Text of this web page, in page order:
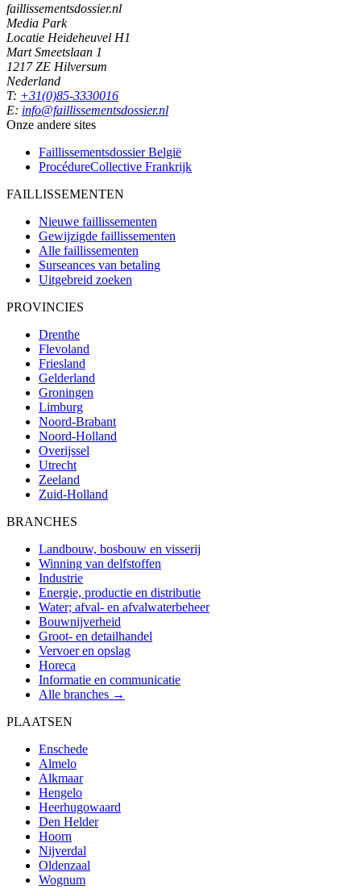
faillissementsdossier.nl
Media Park
Locatie Heideheuvel H1
Mart Smeetslaan 1
1217 ZE Hilversum
Nederland
T: +31(0)85-3330016
E: info@faillissementsdossier.nl
Onze andere sites
Faillissementsdossier België
ProcédureCollective Frankrijk
FAILLISSEMENTEN
Nieuwe faillissementen
Gewijzigde faillissementen
Alle faillissementen
Surseances van betaling
Uitgebreid zoeken
PROVINCIES
Drenthe
Flevoland
Friesland
Gelderland
Groningen
Limburg
Noord-Brabant
Noord-Holland
Overijssel
Utrecht
Zeeland
Zuid-Holland
BRANCHES
Landbouw, bosbouw en visserij
Winning van delfstoffen
Industrie
Energie, productie en distributie
Water; afval- en afvalwaterbeheer
Bouwnijverheid
Groot- en detailhandel
Vervoer en opslag
Horeca
Informatie en communicatie
Alle branches →
PLAATSEN
Enschede
Almelo
Alkmaar
Hengelo
Heerhugowaard
Den Helder
Hoorn
Nijverdal
Oldenzaal
Wognum